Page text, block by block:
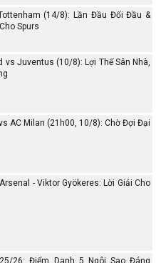
(14/8): Lần Đầu Đối Đầu &
Spurs
vs Juventus (10/8): Lợi Thế Sân Nhà,
AC Milan (21h00, 10/8): Chờ Đợi Đại
- Viktor Gyökeres: Lời Giải Cho